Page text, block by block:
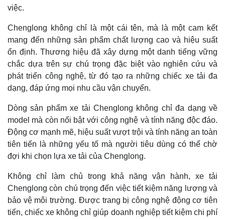
việc.
Chenglong không chỉ là một cái tên, mà là một cam kết
mang đến những sản phẩm chất lượng cao và hiệu suất
ổn định. Thương hiệu đã xây dựng một danh tiếng vững
chắc dựa trên sự chú trọng đặc biệt vào nghiên cứu và
phát triển công nghệ, từ đó tạo ra những chiếc xe tải đa
dạng, đáp ứng mọi nhu cầu vận chuyển.
Dòng sản phẩm xe tải Chenglong không chỉ đa dạng về
model mà còn nổi bật với công nghệ và tính năng độc đáo.
Động cơ mạnh mẽ, hiệu suất vượt trội và tính năng an toàn
tiên tiến là những yếu tố mà người tiêu dùng có thể chờ
đợi khi chọn lựa xe tải của Chenglong.
Không chỉ làm chủ trong khả năng vận hành, xe tải
Chenglong còn chú trọng đến việc tiết kiệm năng lượng và
bảo vệ môi trường. Được trang bị công nghệ động cơ tiên
tiến, chiếc xe không chỉ giúp doanh nghiệp tiết kiệm chi phí